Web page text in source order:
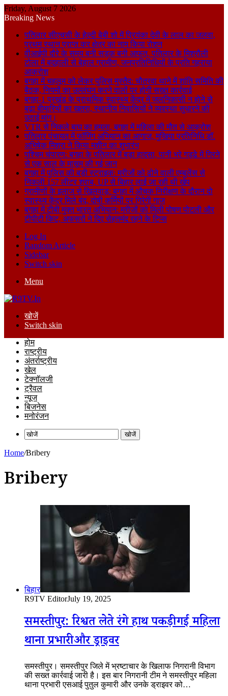
Friday, August 7 2026
Breaking News
पतिलार सीएचसी के हेल्दी बेबी शो में प्रियंका देवी के लाल का जलवा,
प्रथम स्थान प्राप्त कर क्षेत्र का नाम किया रोशन
वीआईपी दौरे के समय बनी सड़क बनी आफत, पतिलार के मिश्रौली
टोला में बदहाली से बेहाल ग्रामीण, जनप्रतिनिधियों के प्रति गहराया
आक्रोश
बगहा में चहलूम को लेकर पुलिस मुस्तैद: चौतरवा थाने में शांति समिति की
बैठक, नियमों का उल्लंघन करने वालों पर होगी सख्त कार्रवाई
बगहा-1 प्रखंड के प्राथमिक स्वास्थ्य केंद्र में जलनिकासी न होने से
बढ़ा बीमारियों का खतरा, स्थानीय निवासियों ने व्यवस्था सुधारने की
उठाई मांग।
VTR से निकले बाघ का हमला, बगहा में महिला की मौत से आक्रोश
पतिलार पंचायत में फॉगिंग अभियान का आगाज, मुखिया प्रतिनिधि डॉ.
अभिषेक मिश्रा ने किया मशीन का शुभारंभ
पश्चिम चंपारण: बगहा के पतिलार में बड़ा हादसा, पानी भरे गड्ढे में गिरने
से एक साल के मासूम की गई जान
बगहा में पुलिस की बड़ी स्ट्राइक: मरीजों को ढोने वाली एम्बुलेंस से
निकली 157 लीटर शराब, UP से बिहार लाई जा रही थी खेप
ग्रामीणों के इलाज से खिलवाड़: बगहा में औचक निरीक्षण के दौरान दो
स्वास्थ्य केंद्र मिले बंद, दोषी कर्मियों पर गिरेगी गाज
बगहा में टीबी मुक्त भारत अभियान: मरीजों को मिली पोषण पोटली और
टीपीटी किट, अफसरों ने दिए सेहतमंद रहने के टिप्स
Log In
Random Article
Sidebar
Switch skin
Menu
खोजें
Switch skin
होम
राष्ट्रीय
अंतर्राष्ट्रीय
खेल
टेक्नॉलजी
ट्रैवल
न्यूज
बिजनेस
मनोरंजन
खोजें
Home/Bribery
Bribery
बिहार
R9TV EditorJuly 19, 2025
समस्तीपुर: रिश्वत लेते रंगे हाथ पकड़ी गई महिला
थाना प्रभारी और ड्राइवर
समस्तीपुर। समस्तीपुर जिले में भ्रष्टाचार के खिलाफ निगरानी विभाग
की सख्त कार्रवाई जारी है। इस बार निगरानी टीम ने समस्तीपुर महिला
थाना प्रभारी एसआई पुतुल कुमारी और उनके ड्राइवर को…